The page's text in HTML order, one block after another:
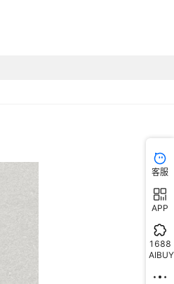
客服
APP
1688
AIBUY